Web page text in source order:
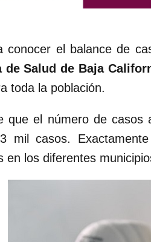
conocer el balance de
de Salud de Baja
toda la población.
que el número de casos
mil casos.
en los diferentes